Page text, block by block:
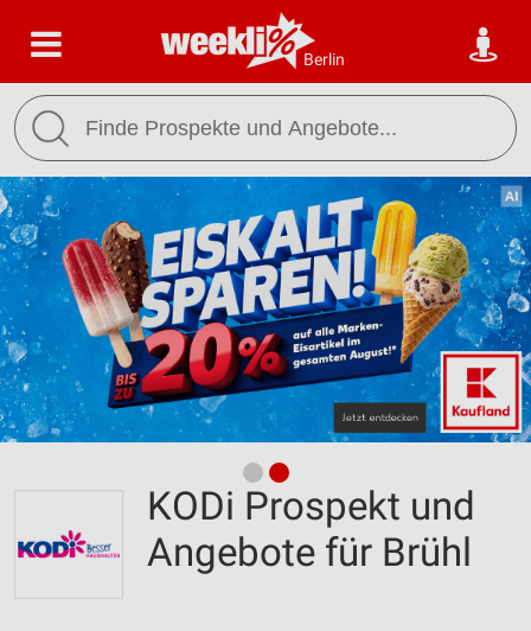
Berlin
KODi Prospekt und
Angebote für Brühl